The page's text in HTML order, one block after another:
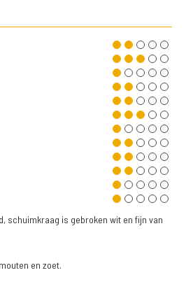
schuimkraag is gebroken wit en fijn van
en zoet.